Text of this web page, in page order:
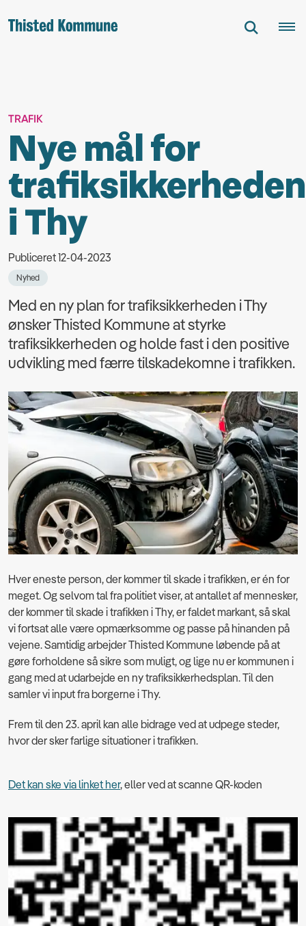
TRAFIK
Nye mål for
trafiksikkerheden
i Thy
Publiceret 12-04-2023
Nyhed
Med en ny plan for trafiksikkerheden i Thy
ønsker Thisted Kommune at styrke
trafiksikkerheden og holde fast i den positive
udvikling med færre tilskadekomne i trafikken.
Hver eneste person, der kommer til skade i trafikken, er én for
meget. Og selvom tal fra politiet viser, at antallet af mennesker,
der kommer til skade i trafikken i Thy, er faldet markant, så skal
vi fortsat alle være opmærksomme og passe på hinanden på
vejene. Samtidig arbejder Thisted Kommune løbende på at
gøre forholdene så sikre som muligt, og lige nu er kommunen i
gang med at udarbejde en ny trafiksikkerhedsplan. Til den
samler vi input fra borgerne i Thy.
Frem til den 23. april kan alle bidrage ved at udpege steder,
hvor der sker farlige situationer i trafikken.
Det kan ske via linket her, eller ved at scanne QR-koden